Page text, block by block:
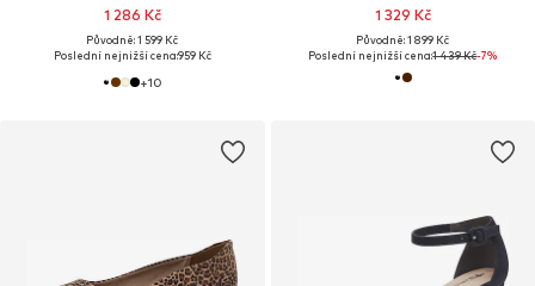
1 286 Kč
Původně: 1 599 Kč
Poslední nejnižší cena:959 Kč
+10
1 329 Kč
Původně: 1 899 Kč
Poslední nejnižší cena:1 439 Kč-7%